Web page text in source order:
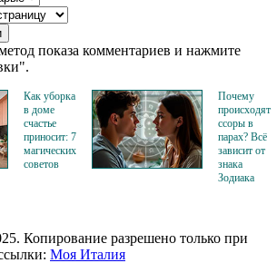
показа комментариев и нажмите
Как уборка
в доме
счастье
приносит: 7
магических
советов
Почему
происходят
ссоры в
парах? Всё
зависит от
знака
Зодиака
Копирование разрешено только при
Моя Италия